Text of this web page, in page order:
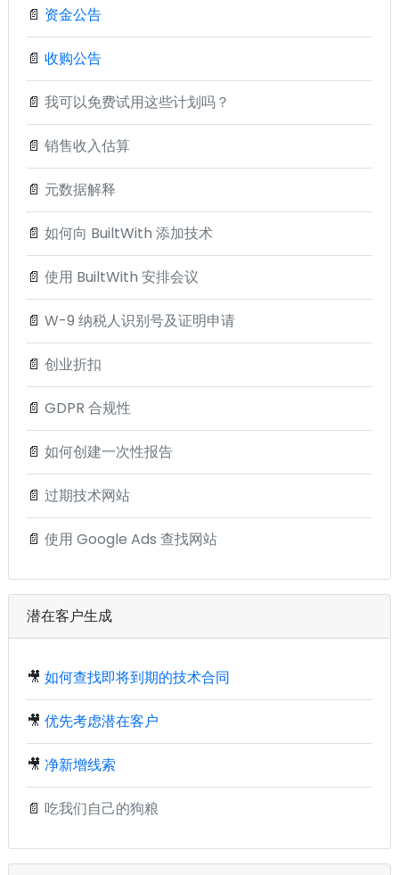
📄 资金公告
📄 收购公告
📄 我可以免费试用这些计划吗？
📄 销售收入估算
📄 元数据解释
📄 如何向 BuiltWith 添加技术
📄 使用 BuiltWith 安排会议
📄 W-9 纳税人识别号及证明申请
📄 创业折扣
📄 GDPR 合规性
📄 如何创建一次性报告
📄 过期技术网站
📄 使用 Google Ads 查找网站
潜在客户生成
🎥 如何查找即将到期的技术合同
🎥 优先考虑潜在客户
🎥 净新增线索
📄 吃我们自己的狗粮